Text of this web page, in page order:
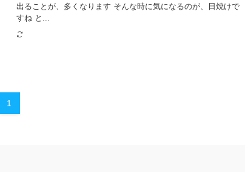
出ることが、多くなります そんな時に気になるのが、日焼けで
すね と...
1